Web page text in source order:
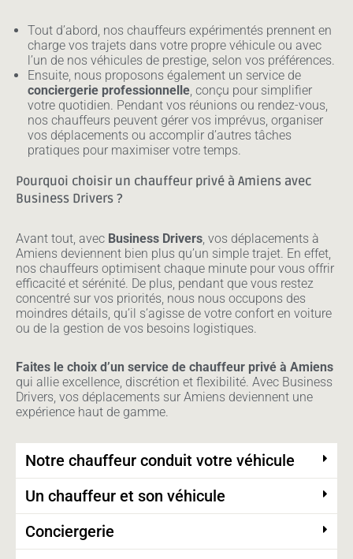
Tout d’abord, nos chauffeurs expérimentés prennent en
charge vos trajets dans votre propre véhicule ou avec
l’un de nos véhicules de prestige, selon vos préférences.
Ensuite, nous proposons également un service de
conciergerie professionnelle , conçu pour simplifier
votre quotidien. Pendant vos réunions ou rendez-vous,
nos chauffeurs peuvent gérer vos imprévus, organiser
vos déplacements ou accomplir d’autres tâches
pratiques pour maximiser votre temps.
Pourquoi choisir un chauffeur privé à Amiens avec
Business Drivers ?
Avant tout, avec Business Drivers , vos déplacements à
Amiens deviennent bien plus qu’un simple trajet. En effet,
nos chauffeurs optimisent chaque minute pour vous offrir
efficacité et sérénité. De plus, pendant que vous restez
concentré sur vos priorités, nous nous occupons des
moindres détails, qu’il s’agisse de votre confort en voiture
ou de la gestion de vos besoins logistiques.
Faites le choix d’un service de chauffeur privé à Amiens
qui allie excellence, discrétion et flexibilité. Avec Business
Drivers, vos déplacements sur Amiens deviennent une
expérience haut de gamme.
Notre chauffeur conduit votre véhicule
Un chauffeur et son véhicule
Conciergerie